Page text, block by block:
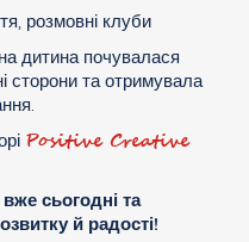
розмовні клуби
дитина почувалася
сторони та отримувала
Positive Creative
сьогодні та
й радості!